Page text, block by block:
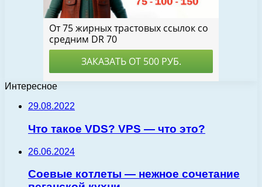
Интересное
29.08.2022
Что такое VDS? VPS — что это?
26.06.2024
Соевые котлеты — нежное сочетание